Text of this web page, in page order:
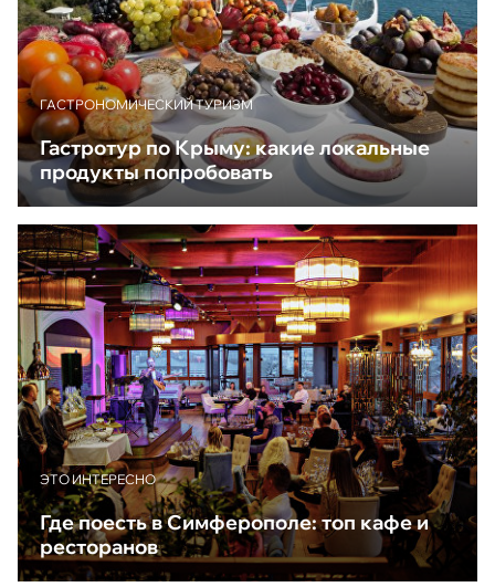
ГАСТРОНОМИЧЕСКИЙ ТУРИЗМ
Гастротур по Крыму: какие локальные
продукты попробовать
ЭТО ИНТЕРЕСНО
Где поесть в Симферополе: топ кафе и
ресторанов